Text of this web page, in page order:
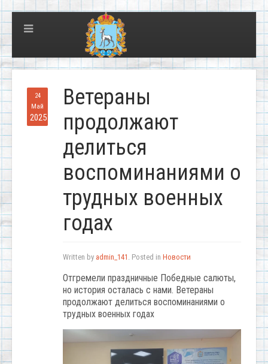
24
Май
2025
Ветераны
продолжают
делиться
воспоминаниями о
трудных военных
годах
Written by admin_141 . Posted in Новости
Отгремели праздничные Победные салюты,
но история осталась с нами. Ветераны
продолжают делиться воспоминаниями о
трудных военных годах